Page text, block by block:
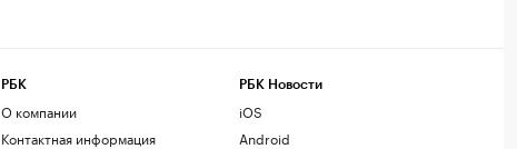
РБК
О компании
Контактная информация
РБК Новости
iOS
Android